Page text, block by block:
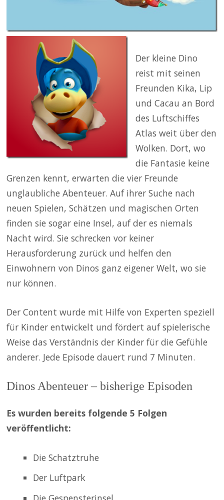
Der kleine Dino
reist mit seinen
Freunden Kika, Lip
und Cacau an Bord
des Luftschiffes
Atlas weit über den
Wolken. Dort, wo
die Fantasie keine
Grenzen kennt, erwarten die vier Freunde
unglaubliche Abenteuer. Auf ihrer Suche nach
neuen Spielen, Schätzen und magischen Orten
finden sie sogar eine Insel, auf der es niemals
Nacht wird. Sie schrecken vor keiner
Herausforderung zurück und helfen den
Einwohnern von Dinos ganz eigener Welt, wo sie
nur können.
Der Content wurde mit Hilfe von Experten speziell
für Kinder entwickelt und fördert auf spielerische
Weise das Verständnis der Kinder für die Gefühle
anderer. Jede Episode dauert rund 7 Minuten.
Dinos Abenteuer – bisherige Episoden
Es wurden bereits folgende 5 Folgen
veröffentlicht:
Die Schatztruhe
Der Luftpark